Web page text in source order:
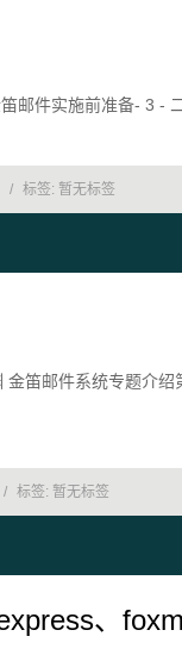
邮件实施前准备- 3 -
/ 标签: 暂无标签
笛邮件系统专题介
/ 标签: 暂无标签
、